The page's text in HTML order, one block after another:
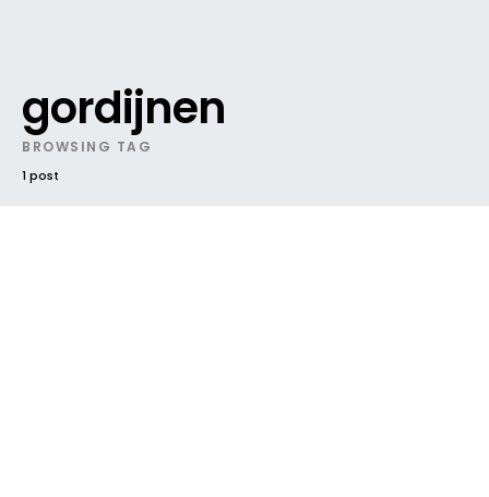
gordijnen
BROWSING TAG
1 post